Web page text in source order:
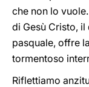
che non lo
di Gesù Cristo,
pasquale, offre
tormentoso
Riflettiamo